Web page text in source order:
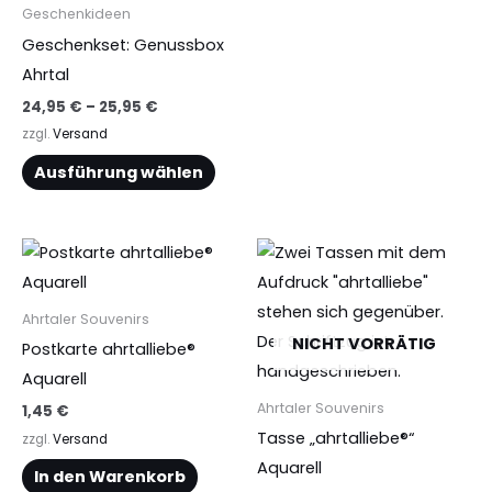
Geschenkideen
Geschenkset: Genussbox
Ahrtal
24,95 € – 25,95 €
zzgl.Versand
Ausführung wählen
Ahrtaler Souvenirs
Postkarte ahrtalliebe®
Aquarell
1,45 €
zzgl.Versand
In den Warenkorb
NICHT VORRÄTIG
Ahrtaler Souvenirs
Tasse „ahrtalliebe®“
Aquarell